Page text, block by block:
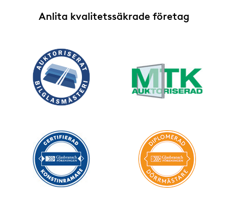
Anlita kvalitetssäkrade företag